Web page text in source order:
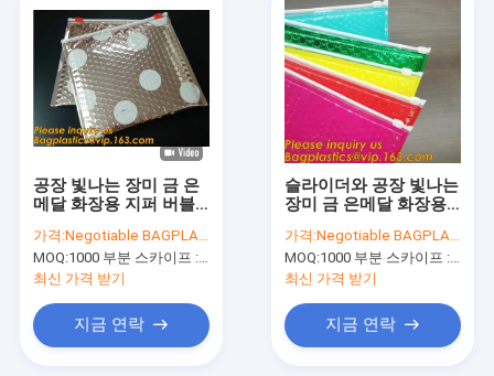
제품
우리에 대하여
공장 여행
인용문을 요구하세요
생분해 가능한 가방
공장 빛나는 장미 금 은
메달 화장용 지퍼 버블
스틱 Pe 물질 우편물발
송자 지프 잠금 장치 쿠
션 봉투,
가격:Negotiable BAGPLASTICS@YAHOO.COM
MOQ:1000 부분 스카이프 : 마이데아르닐
최신 가격 받기
지금 연락
슬라이더와 공장 빛나는
장미 금 은메달 화장용
버블 가방이 핑크색 지
퍼 락 PE 가방을 패드를
댔습니다
가격:Negotiable BAGPLASTICS@YAHOO.COM
MOQ:1000 부분 스카이프 : 마이데아르닐
최신 가격 받기
지금 연락